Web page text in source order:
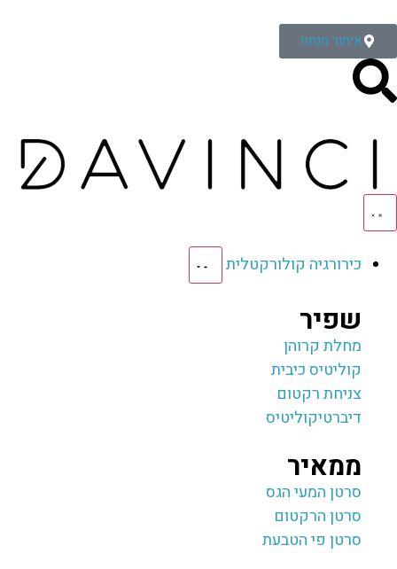
איתור מנתח
כירורגיה קולורקטלית
שפיר
מחלת קרוהן
קוליטיס כיבית
צניחת רקטום
דיברטיקוליטיס
ממאיר
סרטן המעי הגס
סרטן הרקטום
סרטן פי הטבעת